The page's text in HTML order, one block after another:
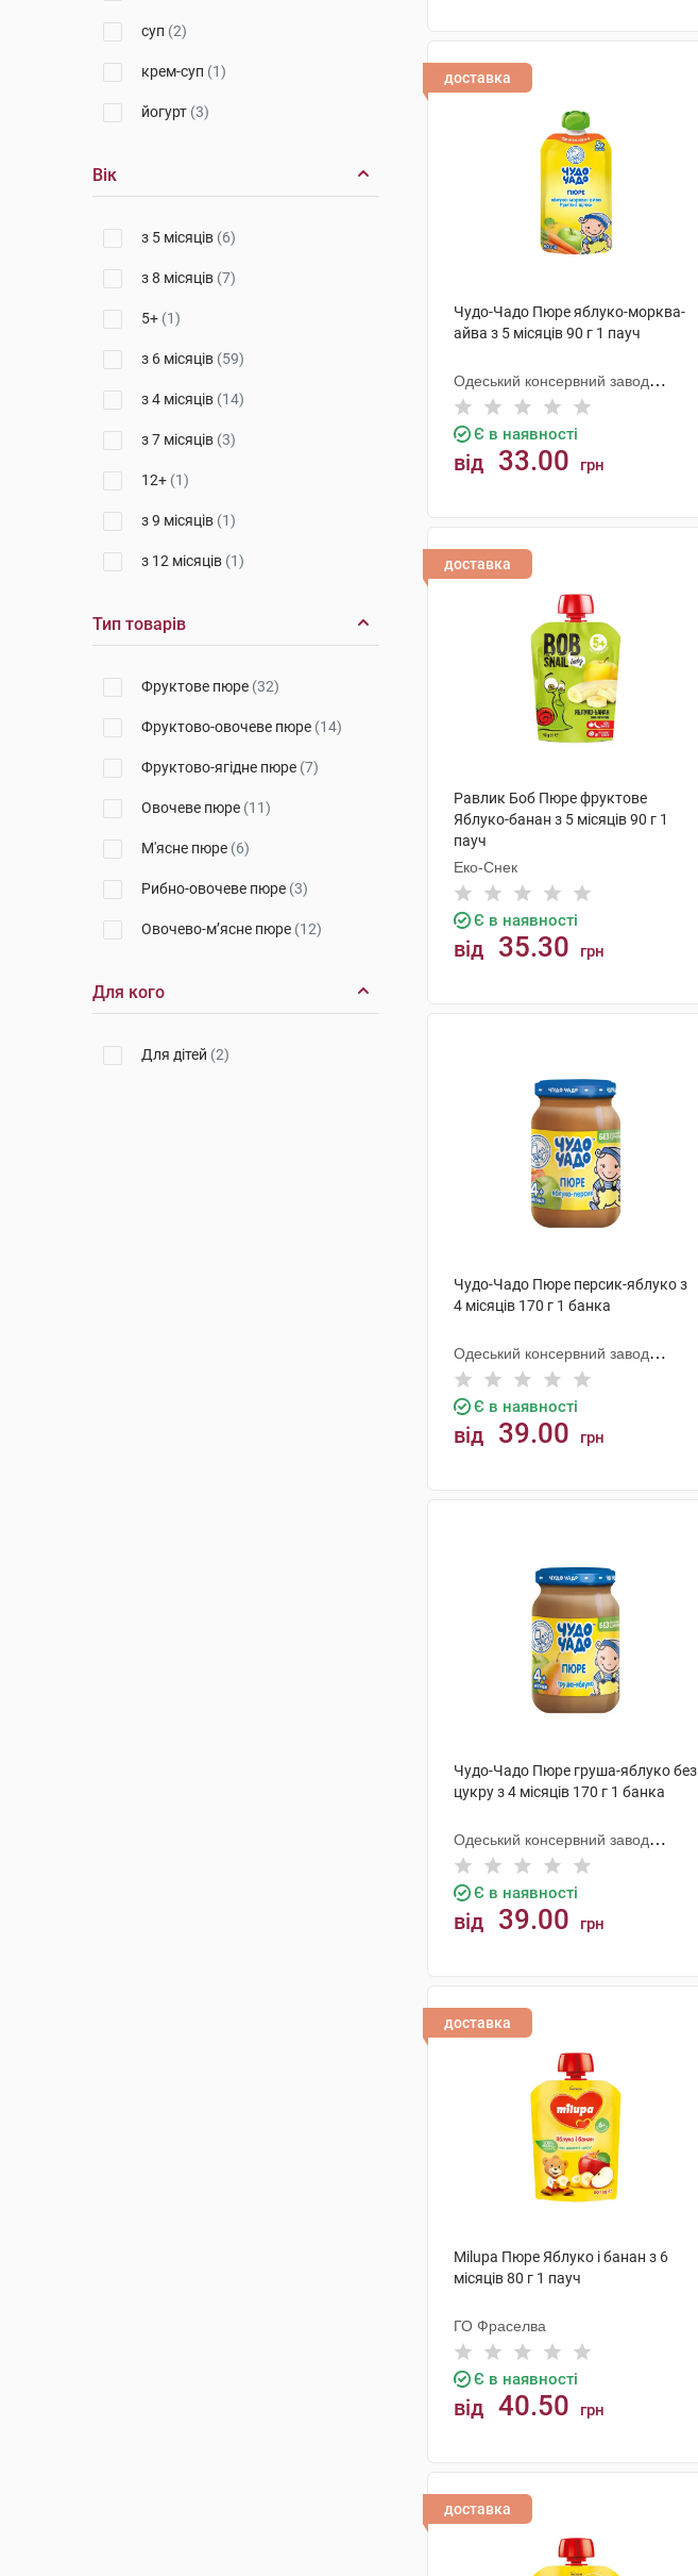
суп (2)
крем-суп (1)
йогурт (3)
Вік
з 5 місяців (6)
з 8 місяців (7)
5+ (1)
з 6 місяців (59)
з 4 місяців (14)
з 7 місяців (3)
12+ (1)
з 9 місяців (1)
з 12 місяців (1)
Тип товарів
Фруктове пюре (32)
Фруктово-овочеве пюре (14)
Фруктово-ягідне пюре (7)
Овочеве пюре (11)
М'ясне пюре (6)
Рибно-овочеве пюре (3)
Овочево-м’ясне пюре (12)
Для кого
Для дітей (2)
доставка
Чудо-Чадо Пюре яблуко-морква-
айва з 5 місяців 90 г 1 пауч
Одеський консервний завод
дитячого харчування
Є в наявності
від 33.00 грн
доставка
Равлик Боб Пюре фруктове
Яблуко-банан з 5 місяців 90 г 1
пауч
Еко-Снек
Є в наявності
від 35.30 грн
Чудо-Чадо Пюре персик-яблуко з
4 місяців 170 г 1 банка
Одеський консервний завод
дитячого харчування
Є в наявності
від 39.00 грн
Чудо-Чадо Пюре груша-яблуко без
цукру з 4 місяців 170 г 1 банка
Одеський консервний завод
дитячого харчування
Є в наявності
від 39.00 грн
доставка
Milupa Пюре Яблуко і банан з 6
місяців 80 г 1 пауч
ГО Фраселва
Є в наявності
від 40.50 грн
доставка